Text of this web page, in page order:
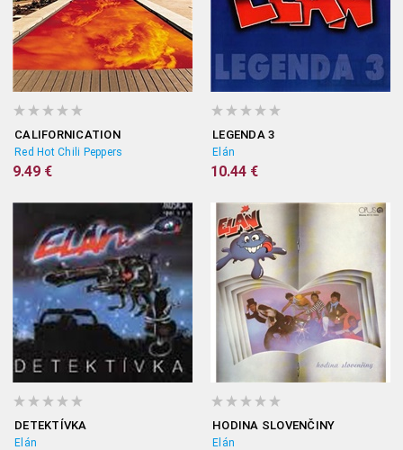
CALIFORNICATION
Red Hot Chili Peppers
9.49 €
LEGENDA 3
Elán
10.44 €
DETEKTÍVKA
Elán
HODINA SLOVENČINY
Elán